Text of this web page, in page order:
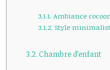
Ambiance
Style
Chambre d’enfant